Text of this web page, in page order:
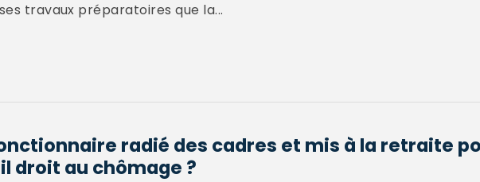
travaux préparatoires que la...
radié des cadres et mis à la retraite
droit au chômage ?